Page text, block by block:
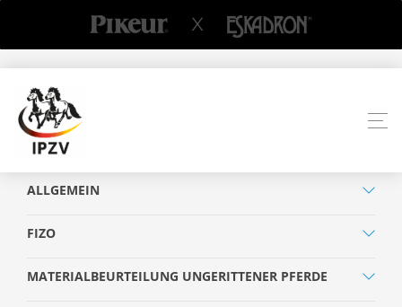
ALLGEMEIN
FIZO
MATERIALBEURTEILUNG UNGERITTENER PFERDE